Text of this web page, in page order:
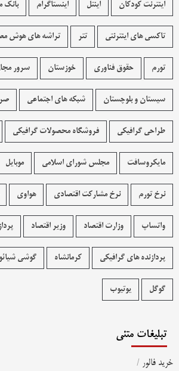
اینترنت کودکان اینتل اینستاگرام بانک
تاکسی های اینترنتی تتر تراشه های هوش
تورم حقوق فناوری خوزستان سرور
سیستان و بلوچستان شبکه های اجتماعی
طراحی گرافیکی فروشگاه محصولات گرافيکی
مایکروسافت مجلس شورای اسلامی موبایل
نرخ تورم نرخ مشارکت اقتصادی هواوی
واتساپ وزارت اقتصاد وزیر اقتصاد
پردازنده های گرافیکی کرمانشاه گوشی
گوگل یوتیوب
تبلیغات متنی
خرید فالور /